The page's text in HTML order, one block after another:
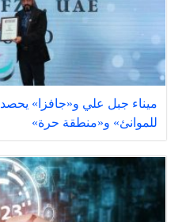
ميناء جبل علي و«جافزا»
للموانئ» و«منطقة حرة»